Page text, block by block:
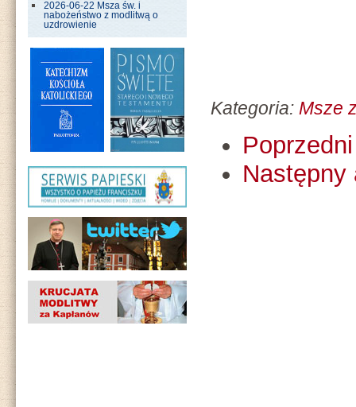
2026-06-22 Msza św. i
nabożeństwo z modlitwą o
uzdrowienie
Kategoria: Msze
Następny